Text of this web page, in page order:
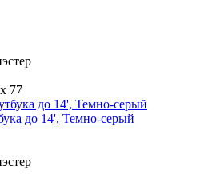
77
до 14', Темно-серый